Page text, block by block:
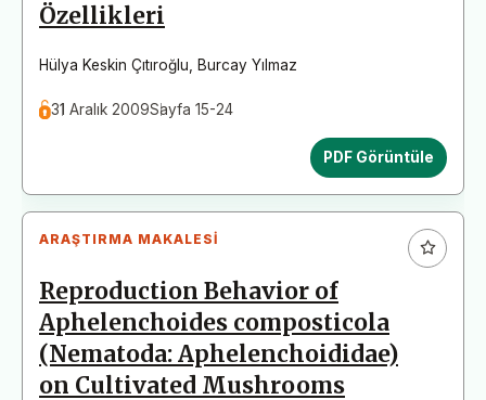
Özellikleri
Hülya Keskin Çıtıroğlu Burcay Yılmaz
31 Aralık 2009Sayfa 15-24
PDF Görüntüle
ARAŞTIRMA MAKALESI
Reproduction Behavior of
Aphelenchoides composticola
(Nematoda: Aphelenchoididae)
on Cultivated Mushrooms